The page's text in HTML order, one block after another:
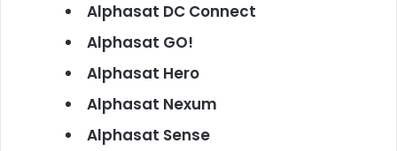
Alphasat DC Connect
Alphasat GO!
Alphasat Hero
Alphasat Nexum
Alphasat Sense